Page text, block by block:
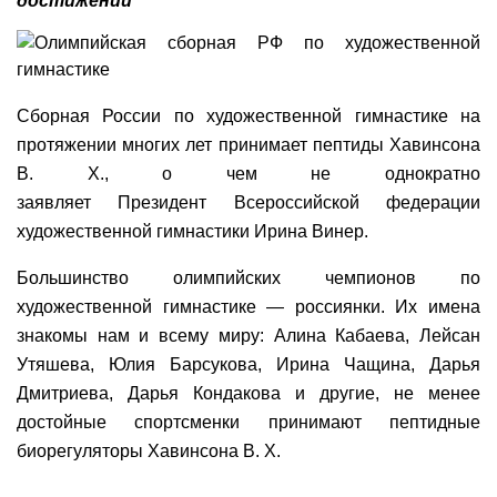
Сборная России по художественной гимнастике на
протяжении многих лет принимает пептиды Хавинсона
В. Х., о чем не однократно
заявляет Президент Всероссийской федерации
художественной гимнастики Ирина Винер.
Большинство олимпийских чемпионов по
художественной гимнастике — россиянки. Их имена
знакомы нам и всему миру: Алина Кабаева, Лейсан
Утяшева, Юлия Барсукова, Ирина Чащина, Дарья
Дмитриева, Дарья Кондакова и другие, не менее
достойные спортсменки принимают пептидные
биорегуляторы Хавинсона В. Х.